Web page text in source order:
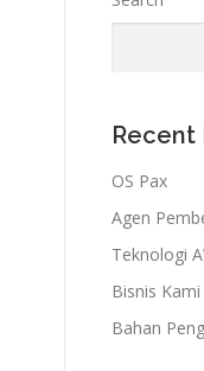
Recent
OS Pax
Agen
Teknologi
Bisnis Kami
Bahan